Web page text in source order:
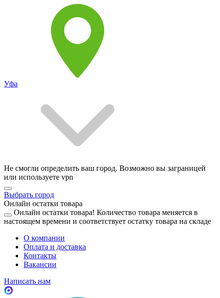
Уфа
Не смогли определить ваш город. Возможно вы заграницей
или используете vpn
Выбрать город
Онлайн остатки товара
Онлайн остатки товара! Количество товара меняется в
настоящем времени и соответствует остатку товара на складе
О компании
Оплата и доставка
Контакты
Вакансии
Написать нам